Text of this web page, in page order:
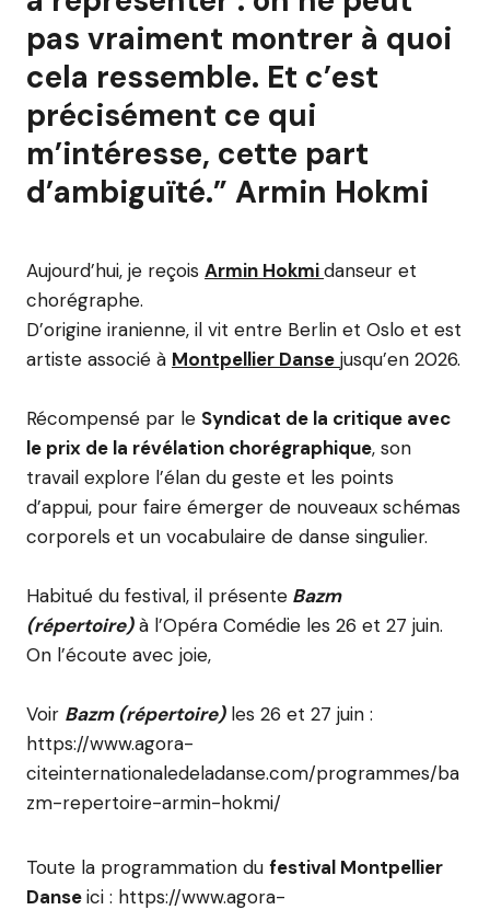
pas vraiment montrer à quoi
cela ressemble. Et c’est
précisément ce qui
m’intéresse, cette part
d’ambiguïté.” Armin Hokmi
Aujourd’hui, je reçois Armin Hokmidanseur et
chorégraphe.
D’origine iranienne, il vit entre Berlin et Oslo et est
artiste associé à Montpellier Danse jusqu’en 2026.
Récompensé par le Syndicat de la critique avec
le prix de la révélation chorégraphique, son
travail explore l’élan du geste et les points
d’appui, pour faire émerger de nouveaux schémas
corporels et un vocabulaire de danse singulier.
Habitué du festival, il présente Bazm
(répertoire)à l’Opéra Comédie les 26 et 27 juin.
On l’écoute avec joie,
Voir Bazm (répertoire)les 26 et 27 juin :
https://www.agora-
citeinternationaledeladanse.com/programmes/ba
zm-repertoire-armin-hokmi/
Toute la programmation du festival Montpellier
Danseici : https://www.agora-